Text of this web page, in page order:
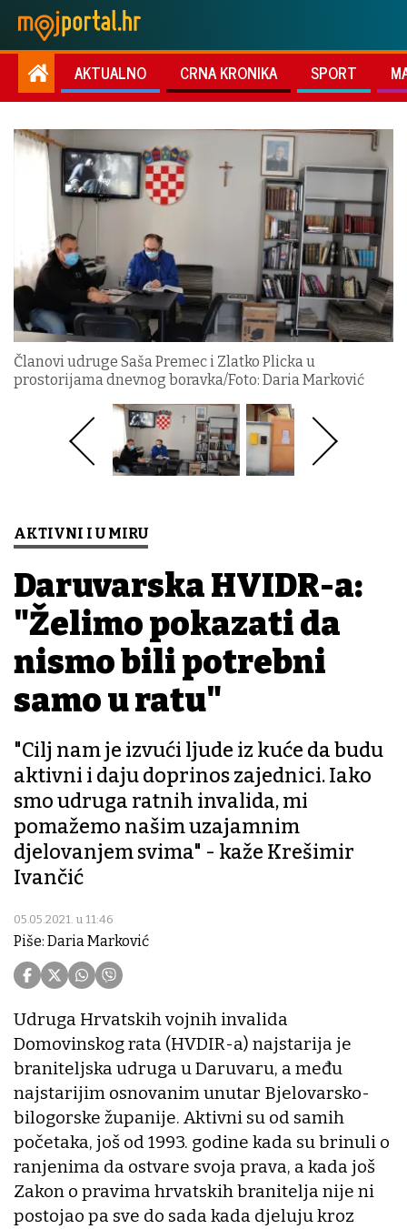
AKTUALNO CRNA KRONIKA SPORT
Članovi udruge Saša Premec i Zlatko Plicka u
prostorijama dnevnog boravka/Foto: Daria Marković
AKTIVNI I U MIRU
Daruvarska HVIDR-a:
"Želimo pokazati da
nismo bili potrebni
samo u ratu"
"Cilj nam je izvući ljude iz kuće da budu
aktivni i daju doprinos zajednici. Iako
smo udruga ratnih invalida, mi
pomažemo našim uzajamnim
djelovanjem svima" - kaže Krešimir
Ivančić
05.05.2021. u 11:46
Piše: Daria Marković
Udruga Hrvatskih vojnih invalida
Domovinskog rata (HVDIR-a) najstarija je
braniteljska udruga u Daruvaru, a među
najstarijim osnovanim unutar Bjelovarsko-
bilogorske županije. Aktivni su od samih
početaka, još od 1993. godine kada su brinuli o
ranjenima da ostvare svoja prava, a kada još
Zakon o pravima hrvatskih branitelja nije ni
postojao pa sve do sada kada djeluju kroz